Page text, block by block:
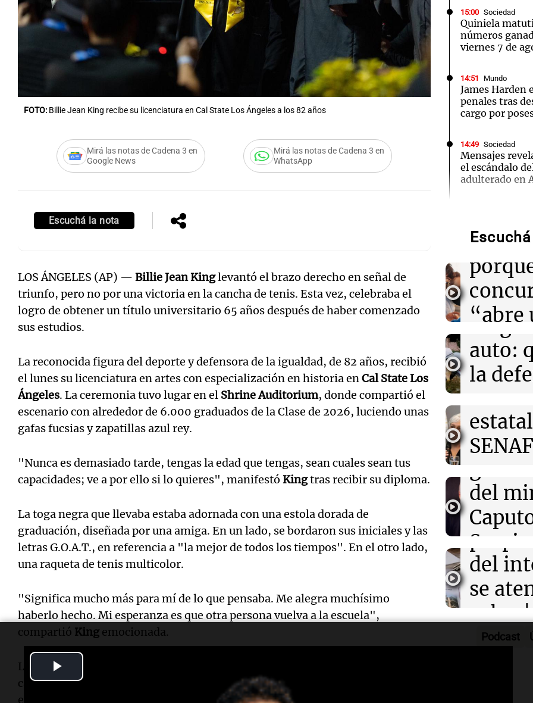
FOTO: Billie Jean King recibe su licenciatura en Cal State Los Ángeles a los 82 años
Mirá las notas de Cadena 3 en
Google News
Mirá las notas de Cadena 3 en
WhatsApp
Escuchá la nota
LOS ÁNGELES (AP) — Billie Jean Kinglevantó el brazo derecho en señal de
triunfo, pero no por una victoria en la cancha de tenis. Esta vez, celebraba el
logro de obtener un título universitario 65 años después de haber comenzado
sus estudios.
La reconocida figura del deporte y defensora de la igualdad, de 82 años, recibió
el lunes su licenciatura en artes con especialización en historia enCal State Los
Ángeles. La ceremonia tuvo lugar en el Shrine Auditorium, donde compartió el
escenario con alrededor de 6.000 graduados de la Clase de 2026, luciendo unas
gafas fucsias y zapatillas azul rey.
"Nunca es demasiado tarde, tengas la edad que tengas, sean cuales sean tus
capacidades; ve a por ello si lo quieres", manifestó Kingtras recibir su diploma.
La toga negra que llevaba estaba adornada con una estola dorada de
graduación, diseñada por una amiga. En un lado, se bordaron sus iniciales y las
letras G.O.A.T., en referencia a "la mejor de todos los tiempos". En el otro lado,
una raqueta de tenis multicolor.
"Significa mucho más para mí de lo que pensaba. Me alegra muchísimo
haberlo hecho. Mi esperanza es que otra persona vuelva a la escuela",
compartió King emocionada.
La extenista había anunciado hace dos años su intención de completar su
carrera en la universidad donde su estatua de bronce se encuentra frente al
edificio de educación física. Se convirtió en la primera integrante de su familia
15:00 Sociedad
Quiniela
números
viernes 7 de
14:51 Mundo
James Harden
penales tras
cargo por
14:49 Sociedad
Mensajes
el escándalo
adulterado en
Trump para
baile en la
14:38 La Argentina
Tiene 92 años,
gastronómico y
plato antes de
Mundo
Acuerdo de
Saudí, Turquía
fortalece la
"Dos dedos
origen de una
“abre
Edición
Audio.
fuego
auto:
la
Episodios
Audio.
que
por
Episodios
Audio.
del
Sergio
3x1:4
Episodios
Audio.
del
se
rulos
Audio.
la
Villa
Audio.
Podcast